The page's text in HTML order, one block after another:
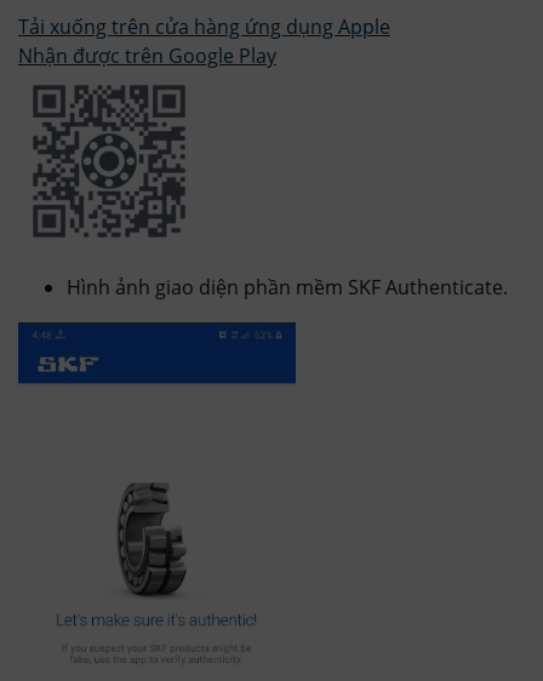
Tải xuống trên cửa hàng ứng dụng Apple
Nhận được trên Google Play
Hình ảnh giao diện phần mềm SKF Authenticate.